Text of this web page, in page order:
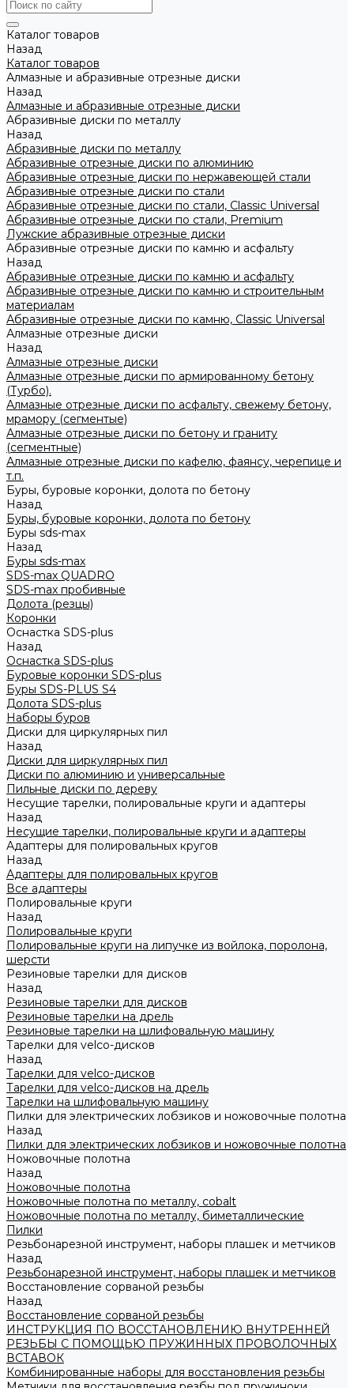
Каталог товаров
Назад
Каталог товаров
Алмазные и абразивные отрезные диски
Назад
Алмазные и абразивные отрезные диски
Абразивные диски по металлу
Назад
Абразивные диски по металлу
Абразивные отрезные диски по алюминию
Абразивные отрезные диски по нержавеющей стали
Абразивные отрезные диски по стали
Абразивные отрезные диски по стали, Classic Universal
Абразивные отрезные диски по стали, Premium
Лужские абразивные отрезные диски
Абразивные отрезные диски по камню и асфальту
Назад
Абразивные отрезные диски по камню и асфальту
Абразивные отрезные диски по камню и строительным
материалам
Абразивные отрезные диски по камню, Classic Universal
Алмазные отрезные диски
Назад
Алмазные отрезные диски
Алмазные отрезные диски по армированному бетону
(Турбо).
Алмазные отрезные диски по асфальту, свежему бетону,
мрамору (сегментые)
Алмазные отрезные диски по бетону и граниту
(сегментные)
Алмазные отрезные диски по кафелю, фаянсу, черепице и
т.п.
Буры, буровые коронки, долота по бетону
Назад
Буры, буровые коронки, долота по бетону
Буры sds-max
Назад
Буры sds-max
SDS-max QUADRO
SDS-max пробивные
Долота (резцы)
Коронки
Оснастка SDS-plus
Назад
Оснастка SDS-plus
Буровые коронки SDS-plus
Буры SDS-PLUS S4
Долота SDS-plus
Наборы буров
Диски для циркулярных пил
Назад
Диски для циркулярных пил
Диски по алюминию и универсальные
Пильные диски по дереву
Несущие тарелки, полировальные круги и адаптеры
Назад
Несущие тарелки, полировальные круги и адаптеры
Адаптеры для полировальных кругов
Назад
Адаптеры для полировальных кругов
Все адаптеры
Полировальные круги
Назад
Полировальные круги
Полировальные круги на липучке из войлока, поролона,
шерсти
Резиновые тарелки для дисков
Назад
Резиновые тарелки для дисков
Резиновые тарелки на дрель
Резиновые тарелки на шлифовальную машину
Тарелки для velco-дисков
Назад
Тарелки для velco-дисков
Тарелки для velco-дисков на дрель
Тарелки на шлифовальную машину
Пилки для электрических лобзиков и ножовочные полотна
Назад
Пилки для электрических лобзиков и ножовочные полотна
Ножовочные полотна
Назад
Ножовочные полотна
Ножовочные полотна по металлу, cobalt
Ножовочные полотна по металлу, биметаллические
Пилки
Резьбонарезной инструмент, наборы плашек и метчиков
Назад
Резьбонарезной инструмент, наборы плашек и метчиков
Восстановление сорваной резьбы
Назад
Восстановление сорваной резьбы
ИНСТРУКЦИЯ ПО ВОССТАНОВЛЕНИЮ ВНУТРЕННЕЙ
РЕЗЬБЫ С ПОМОЩЬЮ ПРУЖИННЫХ ПРОВОЛОЧНЫХ
ВСТАВОК
Комбинированные наборы для восстановления резьбы